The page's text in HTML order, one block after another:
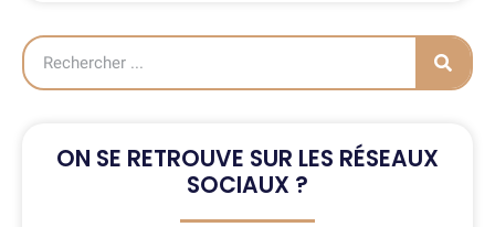
ON SE RETROUVE SUR LES RÉSEAUX
SOCIAUX ?